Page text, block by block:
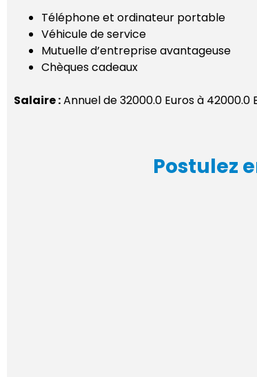
Téléphone et ordinateur portable
Véhicule de service
Mutuelle d’entreprise avantageuse
Chèques cadeaux
Salaire :Annuel de 32000.0 Euros à 42000.0
Postulez